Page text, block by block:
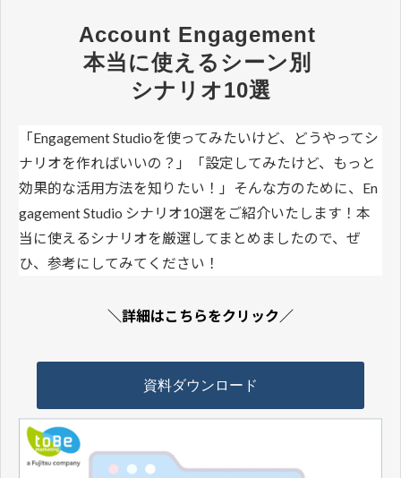
Account Engagement
本当に使えるシーン別
シナリオ10選
「Engagement Studioを使ってみたいけど、どうやってシ
ナリオを作ればいいの？」「設定してみたけど、もっと
効果的な活用方法を知りたい！」そんな方のために、En
gagement Studio シナリオ10選をご紹介いたします！本
当に使えるシナリオを厳選してまとめましたので、ぜ
ひ、参考にしてみてください！
＼詳細はこちらをクリック／
資料ダウンロード